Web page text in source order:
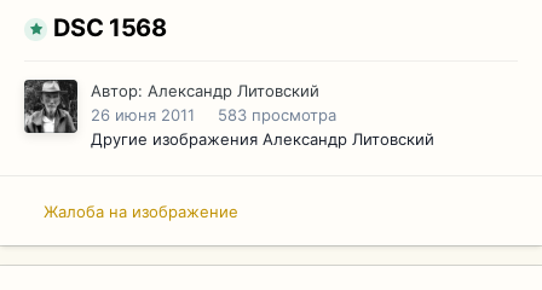
DSC 1568
Автор: Александр Литовский
26 июня 2011
583 просмотра
Другие изображения Александр Литовский
Жалоба на изображение